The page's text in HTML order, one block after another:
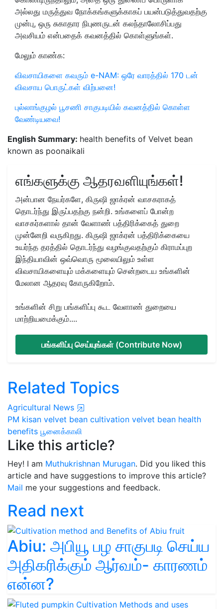
அல்லது மருத்துவ நோக்கங்களுக்காகப் பயன்படுத்துவதற்கு
முன்பு, ஒரு சுகாதார நிபுணருடன் கலந்தாலோசிப்பது
அவசியம் என்பதைக் கவனத்தில் கொள்ளுங்கள்.
மேலும் காண்க:
விவசாயிகளை கவரும் e-NAM: ஒரே வாரத்தில் 170 டன்
விவசாய பொருட்கள் விற்பனை!
புல்லாங்குழல் பூசணி சாகுபடியில் கவனத்தில் கொள்ள
வேண்டியவை!
English Summary: health benefits of Velvet bean
known as poonaikali
எங்களுக்கு ஆதரவளியுங்கள்!
அன்பான நேயர்களே, கிருஷி ஜாக்ரன் வாசகராகத்
தொடர்ந்து இருப்பதற்கு நன்றி. உங்களைப் போன்ற
வாசகர்களால் தான் வேளாண் பத்திரிக்கைத் துறை
முன்னேறி வருகிறது. கிருஷி ஜாக்ரன் பத்திரிக்கையை
உயர்ந்த தரத்தில் தொடர்ந்து வழங்குவதற்கும் கிராமப்புற
இந்தியாவின் ஒவ்வொரு மூலையிலும் உள்ள
விவசாயிகளையும் மக்களையும் சென்றடைய உங்களின்
மேலான ஆதரவு கோருகிறோம்.
உங்களின் சிறு பங்களிப்பு கூட வேளாண் துறையை
மாற்றியமைக்கும்....
பங்களிப்பு செய்யுங்கள் (Contribute Now)
Related Topics
Agricultural News
PM kisan velvet bean cultivation velvet bean health
benefits பூனைக்காலி
Like this article?
Hey! I am Muthukrishnan Murugan. Did you liked this
article and have suggestions to improve this article?
Mail me your suggestions and feedback.
Read next
Abiu: அபியூ பழ சாகுபடி செய்ய
அதிகரிக்கும் ஆர்வம்- காரணம்
என்ன?